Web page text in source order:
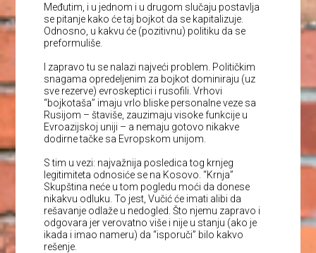
Međutim, i u jednom i u drugom slučaju postavlja
se pitanje kako će taj bojkot da se kapitalizuje.
Odnosno, u kakvu će (pozitivnu) politiku da se
preformuliše.
I zapravo tu se nalazi najveći problem. Političkim
snagama opredeljenim za bojkot dominiraju (uz
sve rezerve) evroskeptici i rusofili. Vrhovi
“bojkotaša” imaju vrlo bliske personalne veze sa
Rusijom – štaviše, zauzimaju visoke funkcije u
Evroazijskoj uniji – a nemaju gotovo nikakve
dodirne tačke sa Evropskom unijom.
S tim u vezi: najvažnija posledica tog krnjeg
legitimiteta odnosiće se na Kosovo. “Krnja”
Skupština neće u tom pogledu moći da donese
nikakvu odluku. To jest, Vučić će imati alibi da
rešavanje odlaže u nedogled. Što njemu zapravo i
odgovara jer verovatno više i nije u stanju (ako je
ikada i imao nameru) da “isporuči” bilo kakvo
rešenje.